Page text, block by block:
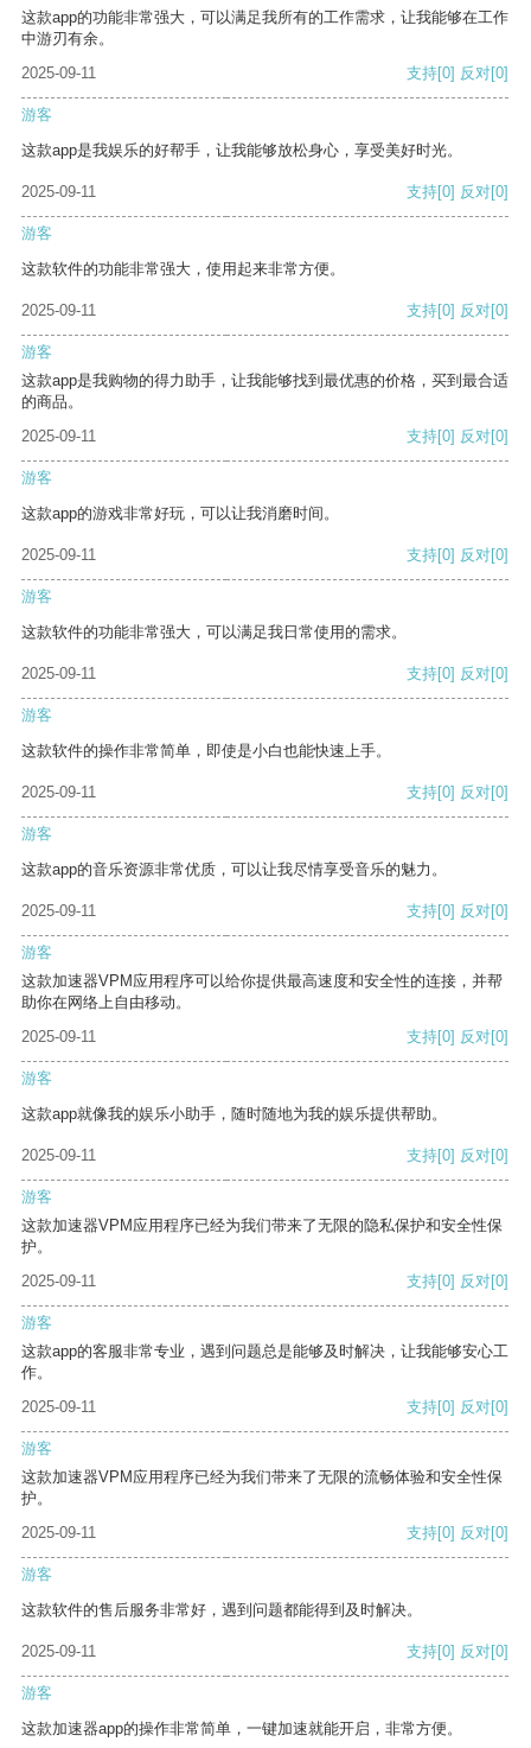
这款app的功能非常强大，可以满足我所有的工作需求，让我能够在工作
中游刃有余。
2025-09-11
支持[0] 反对[0]
游客
这款app是我娱乐的好帮手，让我能够放松身心，享受美好时光。
2025-09-11 支持[0] 反对[0]
游客
这款软件的功能非常强大，使用起来非常方便。
2025-09-11 支持[0] 反对[0]
游客
这款app是我购物的得力助手，让我能够找到最优惠的价格，买到最合适
的商品。
2025-09-11
支持[0] 反对[0]
游客
这款app的游戏非常好玩，可以让我消磨时间。
2025-09-11 支持[0] 反对[0]
游客
这款软件的功能非常强大，可以满足我日常使用的需求。
2025-09-11 支持[0] 反对[0]
游客
这款软件的操作非常简单，即使是小白也能快速上手。
2025-09-11 支持[0] 反对[0]
游客
这款app的音乐资源非常优质，可以让我尽情享受音乐的魅力。
2025-09-11 支持[0] 反对[0]
游客
这款加速器VPM应用程序可以给你提供最高速度和安全性的连接，并帮
助你在网络上自由移动。
2025-09-11
支持[0] 反对[0]
游客
这款app就像我的娱乐小助手，随时随地为我的娱乐提供帮助。
2025-09-11 支持[0] 反对[0]
游客
这款加速器VPM应用程序已经为我们带来了无限的隐私保护和安全性保
护。
2025-09-11
支持[0] 反对[0]
游客
这款app的客服非常专业，遇到问题总是能够及时解决，让我能够安心工
作。
2025-09-11
支持[0] 反对[0]
游客
这款加速器VPM应用程序已经为我们带来了无限的流畅体验和安全性保
护。
2025-09-11
支持[0] 反对[0]
游客
这款软件的售后服务非常好，遇到问题都能得到及时解决。
2025-09-11 支持[0] 反对[0]
游客
这款加速器app的操作非常简单，一键加速就能开启，非常方便。